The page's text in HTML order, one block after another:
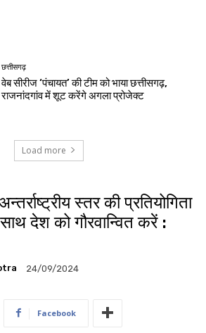
छत्तीसगढ़
वेब सीरीज ‘पंचायत’ की टीम को भाया छत्तीसगढ़,
राजनांदगांव में शूट करेंगे अगला प्रोजेक्ट
Load more
स्तर की प्रतियोगिता
देश को गौरवान्वित करें :
24/09/2024
Facebook